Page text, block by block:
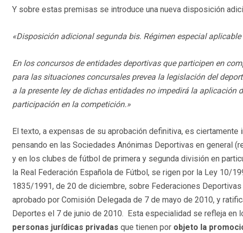
Y sobre estas premisas se introduce una nueva disposición
«Disposición adicional segunda bis. Régimen especial
En los concursos de entidades deportivas que participen en
para las situaciones concursales prevea la legislación del
a la presente ley de dichas entidades no impedirá la aplicación
participación en la competición.»
El texto, a expensas de su aprobación definitiva, es
pensando en las Sociedades Anónimas Deportivas en general
y en los clubes de fútbol de primera y segunda división en
la Real Federación Española de Fútbol, se rigen por la Ley 10/
1835/1991, de 20 de diciembre, sobre Federaciones
aprobado por Comisión Delegada de 7 de mayo de 2010, y
Deportes el 7 de junio de 2010. Esta especialidad se refleja en
personas jurídicas privadas que tienen por objeto la